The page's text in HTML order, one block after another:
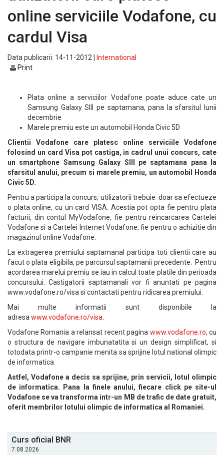
online serviciile Vodafone, cu
cardul Visa
Data publicarii: 14-11-2012 |
International
Print
Plata online a serviciilor Vodafone poate aduce cate un
Samsung Galaxy SIII pe saptamana, pana la sfarsitul lunii
decembrie
Marele premiu este un automobil Honda Civic 5D
Clientii Vodafone care platesc online serviciile Vodafone
folosind un card Visa pot castiga, in cadrul unui concurs, cate
un smartphone Samsung Galaxy SIII pe saptamana pana la
sfarsitul anului, precum si marele premiu, un automobil Honda
Civic 5D.
Pentru a participa la concurs, utilizatorii trebuie doar sa efectueze
o plata online, cu un card VISA. Acestia pot opta fie pentru plata
facturii, din contul MyVodafone, fie pentru reincarcarea Cartelei
Vodafone si a Cartelei Internet Vodafone, fie pentru o achizitie din
magazinul online Vodafone.
La extragerea premiului saptamanal participa toti clientii care au
facut o plata eligibila, pe parcursul saptamanii precedente. Pentru
acordarea marelui premiu se iau in calcul toate platile din perioada
concursului. Castigatorii saptamanali vor fi anuntati pe pagina
www.vodafone.ro/visa si contactati pentru ridicarea premiului.
Mai multe informatii sunt disponibile la
adresa www.vodafone.ro/visa
Vodafone Romania a relansat recent pagina www.vodafone.ro, cu
o structura de navigare imbunatatita si un design simplificat, si
totodata printr-o campanie menita sa sprijine lotul national olimpic
de informatica.
Astfel, Vodafone a decis sa sprijine, prin servicii, lotul olimpic
de informatica. Pana la finele anului, fiecare click pe site-ul
Vodafone se va transforma intr-un MB de trafic de date gratuit,
oferit membrilor lotului olimpic de informatica al Romaniei.
Curs oficial BNR
7.08.2026